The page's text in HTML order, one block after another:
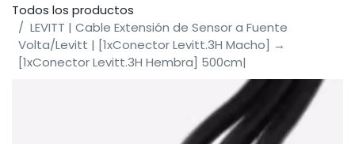
Todos los productos
LEVITT | Cable Extensión de Sensor a Fuente
Volta/Levitt | [1xConector Levitt.3H Macho] →
[1xConector Levitt.3H Hembra] 500cm|